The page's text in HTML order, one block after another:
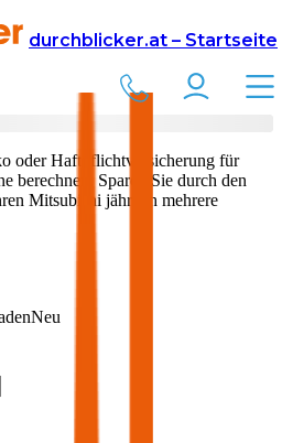
durchblicker.at – Startseite
vergleichen & abschließen
oder Haftpflichtversicherung für
berechnen. Sparen Sie durch den
Mitsubishi jährlich mehrere
Neu